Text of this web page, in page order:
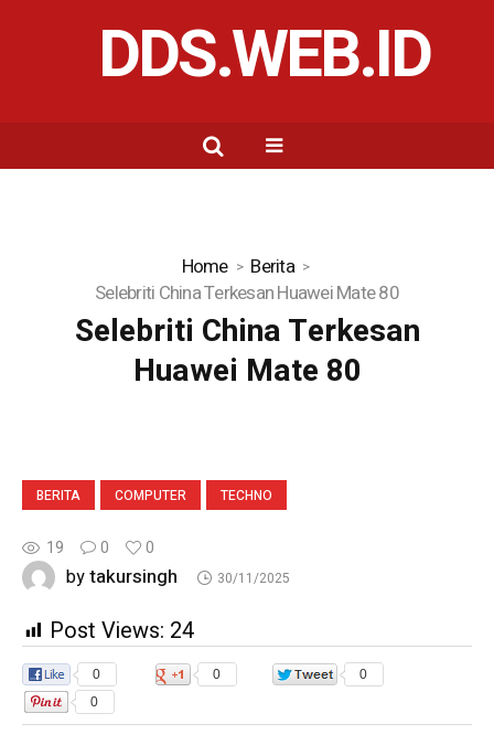
DDS.WEB.ID
Home
Berita
Selebriti China Terkesan Huawei Mate 80
Selebriti China Terkesan
Huawei Mate 80
BERITA COMPUTER TECHNO
19 0 0
bytakursingh 30/11/2025
Post Views: 24
0 0
0
0